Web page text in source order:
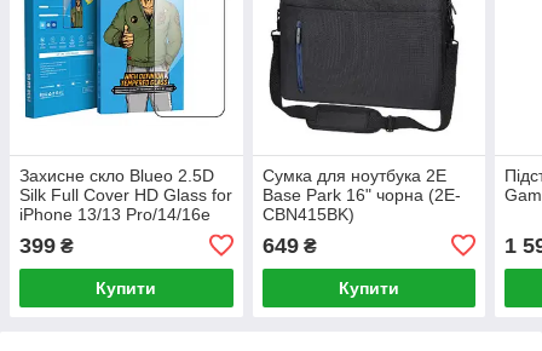
Захисне скло Blueo 2.5D
Silk Full Cover HD Glass for
iPhone 13/13 Pro/14/16e
399 ₴
Купити
Сумка для ноутбука 2E
Base Park 16" чорна (2E-
CBN415BK)
649₴
Купити
1